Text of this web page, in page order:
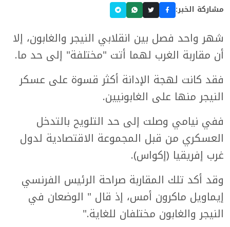
مشاركة الخبر:
شهر واحد فصل بين انقلابي النيجر والغابون، إلا
أن مقاربة الغرب لهما أتت "مختلفة" إلى حد ما.
فقد كانت لهجة الإدانة أكثر قسوة على عسكر
النيجر منها على الغابونيين.
ففي نيامي وصلت إلى حد التلويح بالتدخل
العسكري من قبل المجموعة الاقتصادية لدول
غرب إفريقيا (إكواس).
وقد أكد تلك المقاربة صراحة الرئيس الفرنسي
إيماويل ماكرون أمس، إذ قال " الوضعان في
النيجر والغابون مختلفان للغاية."